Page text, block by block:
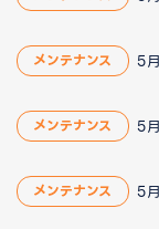
メンテナンス 5
メンテナンス 5
メンテナンス 5